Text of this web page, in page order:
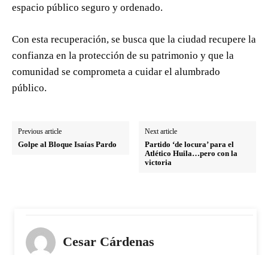
espacio público seguro y ordenado.
Con esta recuperación, se busca que la ciudad recupere la
confianza en la protección de su patrimonio y que la
comunidad se comprometa a cuidar el alumbrado
público.
Previous article
Golpe al Bloque Isaías Pardo
Next article
Partido ‘de locura’ para el
Atlético Huila…pero con la
victoria
Cesar Cárdenas